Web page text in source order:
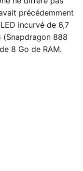
précédemment
incurvé de 6,7
(Snapdragon 888
8 Go de RAM.